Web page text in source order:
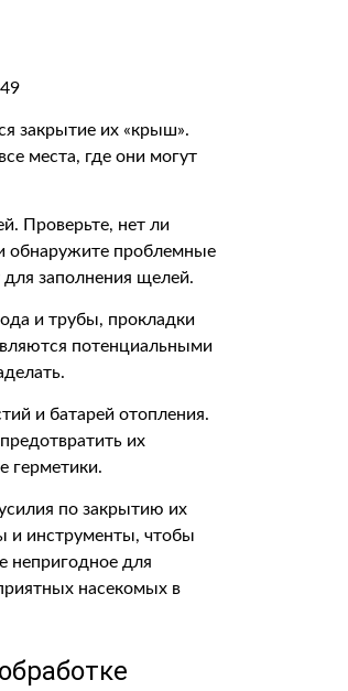
закрытие их «крыш».
места, где они могут
Проверьте, нет ли
обнаружите проблемные
для заполнения щелей.
и трубы, прокладки
потенциальными
и батарей отопления.
их
герметики.
по закрытию их
и инструменты, чтобы
непригодное для
насекомых в